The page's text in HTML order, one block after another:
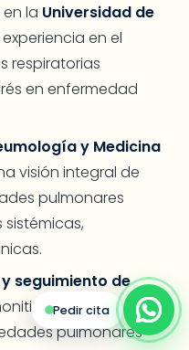
la Universidad de
en el
respiratorias
en enfermedad
y Medicina
visión integral de
pulmonares
seguimiento de
por
pulmonares
Pedir cita